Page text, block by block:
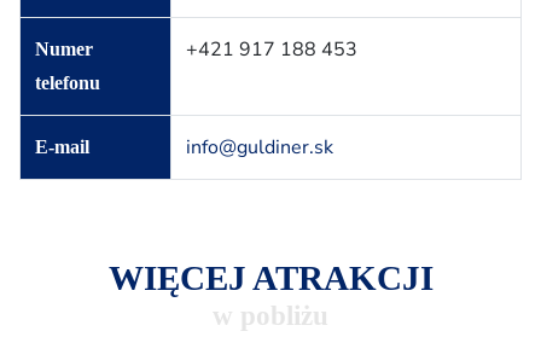
Numer
telefonu
+421 917 188 453
E-mail info@guldiner.sk
WIĘCEJ ATRAKCJI
w pobliżu